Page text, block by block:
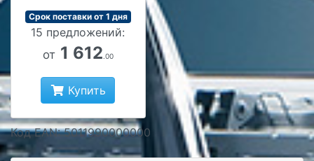
Срок поставки от 1 дня
15 предложений:
от 1 612 .00
Купить
Код EAN: 5011990000000